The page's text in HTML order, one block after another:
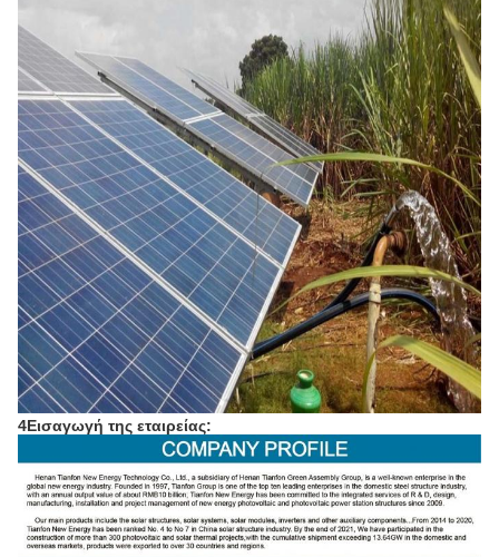
4Εισαγωγή της εταιρείας: